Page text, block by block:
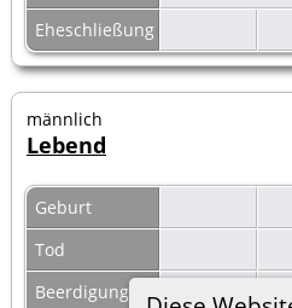
Eheschließung
männlich
Lebend
Geburt
Tod
Beerdigung